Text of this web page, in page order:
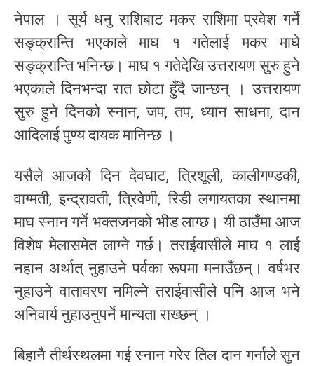
नेपाल । सूर्य धनु राशिबाट मकर राशिमा प्रवेश गर्ने
सङ्क्रान्ति भएकाले माघ १ गतेलाई मकर माघे
सङ्क्रान्ति भनिन्छ। माघ १ गतेदेखि उत्तरायण सुरु हुने
भएकाले दिनभन्दा रात छोटा हुँदै जान्छन् । उत्तरायण
सुरु हुने दिनको स्नान, जप, तप, ध्यान साधना, दान
आदिलाई पुण्य दायक मानिन्छ ।
यसैले आजको दिन देवघाट, त्रिशूली, कालीगण्डकी,
वाग्मती, इन्द्रावती, त्रिवेणी, रिडी लगायतका स्थानमा
माघ स्नान गर्ने भक्तजनको भीड लाग्छ। यी ठाउँमा आज
विशेष मेलासमेत लाग्ने गर्छ। तराईवासीले माघ १ लाई
नहान अर्थात् नुहाउने पर्वका रूपमा मनाउँछन्। वर्षभर
नुहाउने वातावरण नमिल्ने तराईवासीले पनि आज भने
अनिवार्य नुहाउनुपर्ने मान्यता राख्छन् ।
बिहानै तीर्थस्थलमा गई स्नान गरेर तिल दान गर्नाले सुन